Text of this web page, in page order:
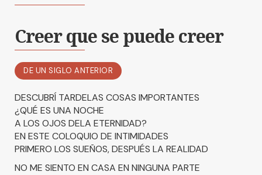
Creer que se puede creer
DE UN SIGLO ANTERIOR
DESCUBRÍ TARDELAS COSAS IMPORTANTES
¿QUÉ ES UNA NOCHE
A LOS OJOS DELA ETERNIDAD?
EN ESTE COLOQUIO DE INTIMIDADES
PRIMERO LOS SUEÑOS, DESPUÉS LA REALIDAD
NO ME SIENTO EN CASA EN NINGUNA PARTE